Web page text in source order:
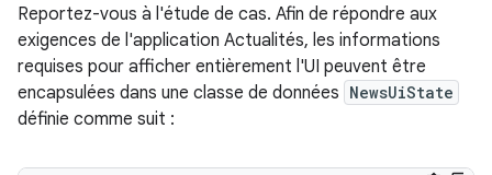
Reportez-vous à l'étude de cas. Afin de répondre aux
exigences de l'application Actualités, les informations
requises pour afficher entièrement l'UI peuvent être
encapsulées dans une classe de données NewsUiState
définie comme suit :